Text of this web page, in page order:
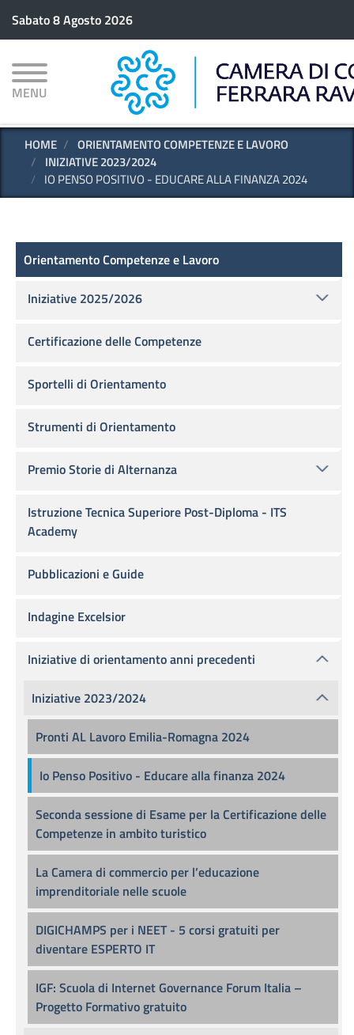
principale
Sabato 8 Agosto 2026
MENU
HOME
ORIENTAMENTO COMPETENZE E LAVORO
INIZIATIVE 2023/2024
IO PENSO POSITIVO - EDUCARE ALLA FINANZA 2024
Scuola - Lavoro
Orientamento Competenze e Lavoro
Iniziative 2025/2026
Certificazione delle Competenze
Sportelli di Orientamento
Strumenti di Orientamento
Premio Storie di Alternanza
Istruzione Tecnica Superiore Post-Diploma - ITS
Academy
Pubblicazioni e Guide
Indagine Excelsior
Iniziative di orientamento anni precedenti
Iniziative 2023/2024
Pronti AL Lavoro Emilia-Romagna 2024
Io Penso Positivo - Educare alla finanza 2024
Seconda sessione di Esame per la Certificazione delle
Competenze in ambito turistico
La Camera di commercio per l’educazione
imprenditoriale nelle scuole
DIGICHAMPS per i NEET - 5 corsi gratuiti per
diventare ESPERTO IT
IGF: Scuola di Internet Governance Forum Italia –
Progetto Formativo gratuito